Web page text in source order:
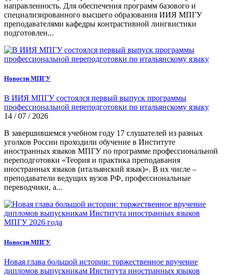
направленность. Для обеспечения программ базового и
специализированного высшего образования ИИЯ МПГУ
преподавателями кафедры контрастивной лингвистики
подготовлен...
Новости МПГУ
В ИИЯ МПГУ состоялся первый выпуск программы
профессиональной переподготовки по итальянскому языку
14 / 07 / 2026
В завершившемся учебном году 17 слушателей из разных
уголков России проходили обучение в Институте
иностранных языков МПГУ по программе профессиональной
переподготовки «Теория и практика преподавания
иностранных языков (итальянский язык)». В их числе –
преподаватели ведущих вузов РФ, профессиональные
переводчики, а...
Новости МПГУ
Новая глава большой истории: торжественное вручение
дипломов выпускникам Института иностранных языков